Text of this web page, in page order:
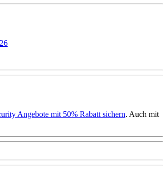
Angebote mit 50% Rabatt sichern. Auch mit